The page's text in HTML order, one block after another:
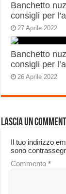
Banchetto
consigli per
27 Aprile 2022
Banchetto
consigli per
26 Aprile 2022
Lascia un
Il tuo indirizzo
sono
Commento*